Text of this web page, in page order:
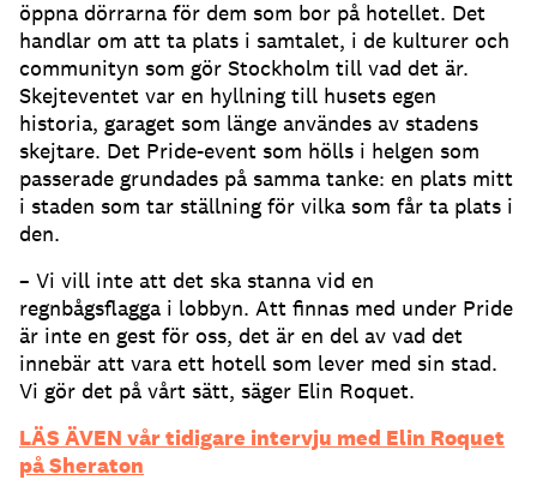
öppna dörrarna för dem som bor på hotellet. Det
handlar om att ta plats i samtalet, i de kulturer och
communityn som gör Stockholm till vad det är.
Skejteventet var en hyllning till husets egen
historia, garaget som länge användes av stadens
skejtare. Det Pride-event som hölls i helgen som
passerade grundades på samma tanke: en plats mitt
i staden som tar ställning för vilka som får ta plats i
den.
– Vi vill inte att det ska stanna vid en
regnbågsflagga i lobbyn. Att finnas med under Pride
är inte en gest för oss, det är en del av vad det
innebär att vara ett hotell som lever med sin stad.
Vi gör det på vårt sätt, säger Elin Roquet.
LÄS ÄVEN vår tidigare intervju med Elin Roquet
på Sheraton